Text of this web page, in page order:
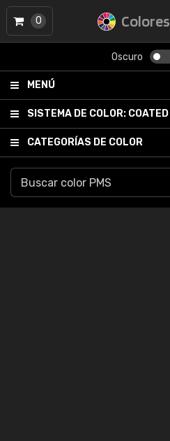
Colores
Oscuro
MENÚ
SISTEMA DE COLOR: COATED
CATEGORÍAS DE COLOR
0